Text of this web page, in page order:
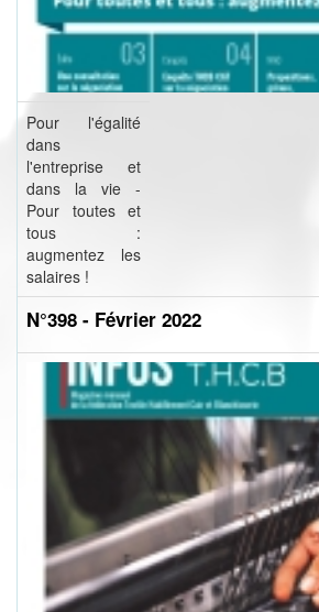
Pour l'égalité
dans
l'entreprise et
dans la vie -
Pour toutes et
tous :
augmentez les
salaires !
N°398 - Février 2022